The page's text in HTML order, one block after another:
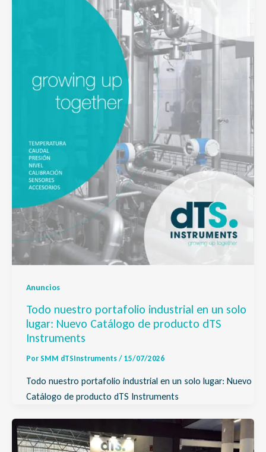
Anuncios
Todo nuestro portafolio industrial en un solo
lugar: Nuevo Catálogo de producto dTS
Instruments
Por SMM dTSInstruments / 15/07/2026
Todo nuestro portafolio industrial en un solo lugar: Nuevo
Catálogo de producto dTS Instruments